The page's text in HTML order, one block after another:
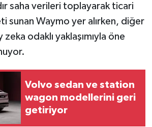
saha verileri toplayarak ticari
sunan Waymo yer alırken, diğer
odaklı yaklaşımıyla öne
Volvo sedan ve station
wagon modellerini geri
getiriyor